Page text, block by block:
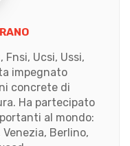
Ucsi, Ussi,
impegnato
concrete di
Ha partecipato
al mondo:
Berlino,